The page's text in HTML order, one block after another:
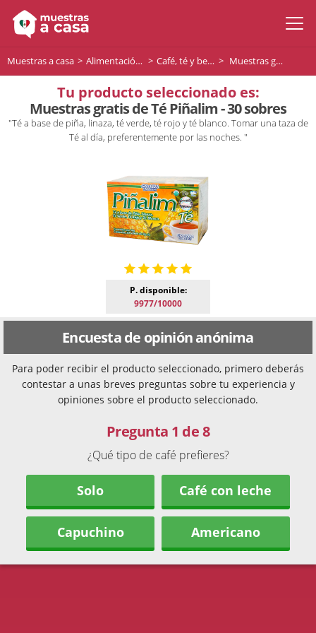
Muestras a casa Alimentación y bebidas Café, té y bebidas Muestras gratis de Té Piñalim - 30 sobres
Tu producto seleccionado es:
Muestras gratis de Té Piñalim - 30 sobres
"Té a base de piña, linaza, té verde, té rojo y té blanco. Tomar una taza de
Té al día, preferentemente por las noches. "
P. disponible:
9977/10000
Encuesta de opinión anónima
Para poder recibir el producto seleccionado, primero deberás
contestar a unas breves preguntas sobre tu experiencia y
opiniones sobre el producto seleccionado.
Pregunta 1 de 8
¿Qué tipo de café prefieres?
Solo Café con leche
Capuchino Americano